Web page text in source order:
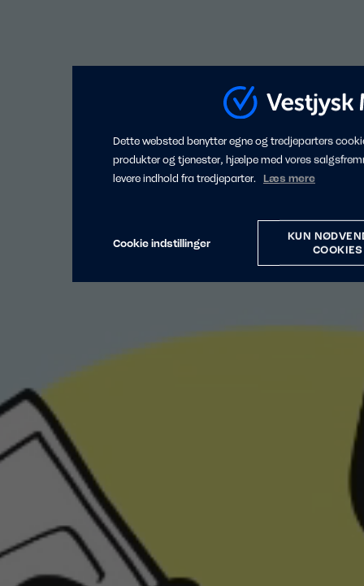
Dette websted benytter egne og tredjeparters
produkter og tjenester, hjælpe med vores
levere indhold fra tredjeparter. Læs mere
Cookie indstillinger
KUN
COOKIES